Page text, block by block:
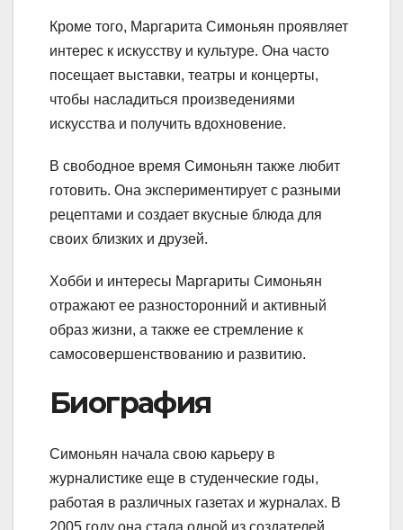
Кроме того, Маргарита Симоньян проявляет
интерес к искусству и культуре. Она часто
посещает выставки, театры и концерты,
чтобы насладиться произведениями
искусства и получить вдохновение.
В свободное время Симоньян также любит
готовить. Она экспериментирует с разными
рецептами и создает вкусные блюда для
своих близких и друзей.
Хобби и интересы Маргариты Симоньян
отражают ее разносторонний и активный
образ жизни, а также ее стремление к
самосовершенствованию и развитию.
Биография
Симоньян начала свою карьеру в
журналистике еще в студенческие годы,
работая в различных газетах и журналах. В
2005 году она стала одной из создателей